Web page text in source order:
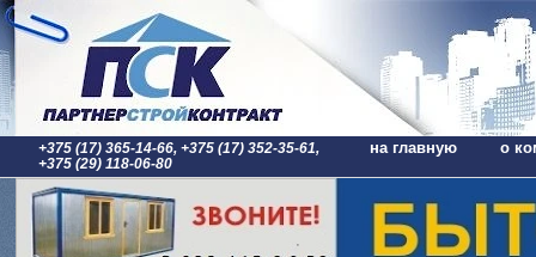
+375 (17) 365-14-66, +375 (17) 352-35-61,
+375 (29) 118-06-80
на главную о